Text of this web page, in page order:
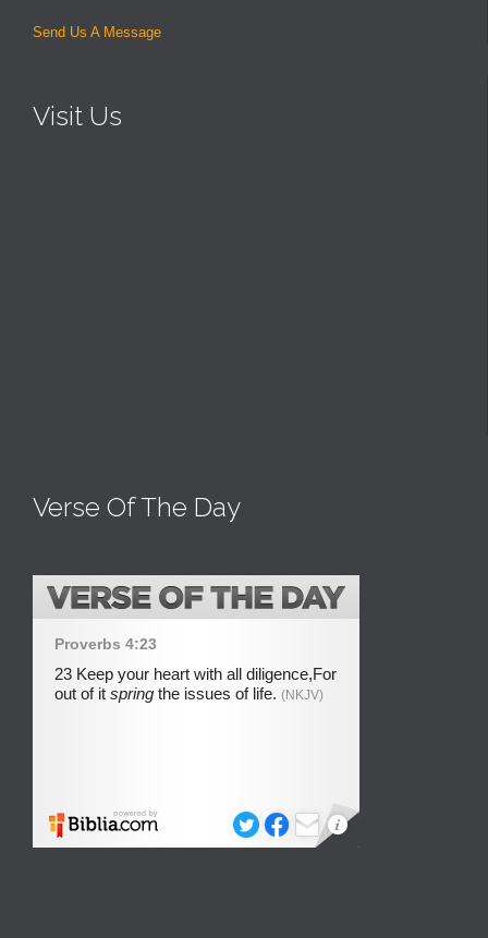
Send Us A Message
Visit Us
Verse Of The Day